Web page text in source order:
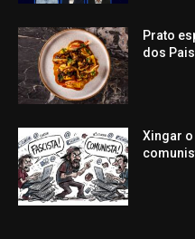
Prato
dos
Xingar